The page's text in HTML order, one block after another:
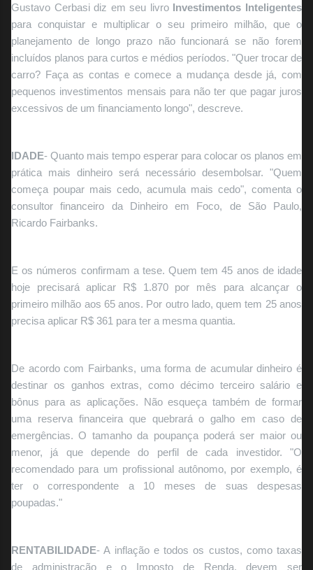
Gustavo Cerbasi diz em seu livro Investimentos Inteligentes
para conquistar e multiplicar o seu primeiro milhão, que o
planejamento de longo prazo não funcionará se não forem
incluídos planos para curtos e médios períodos. "Quer trocar de
carro? Faça as contas e comece a mudança desde já, com
pequenos investimentos mensais para não ter que pagar juros
excessivos de um financiamento longo", descreve.
IDADE- Quanto mais tempo esperar para colocar os planos em
prática mais dinheiro será necessário desembolsar. "Quem
começa poupar mais cedo, acumula mais cedo", comenta o
consultor financeiro da Dinheiro em Foco, de São Paulo,
Ricardo Fairbanks.
E os números confirmam a tese. Quem tem 45 anos de idade
hoje precisará aplicar R$ 1.870 por mês para alcançar o
primeiro milhão aos 65 anos. Por outro lado, quem tem 25 anos
precisa aplicar R$ 361 para ter a mesma quantia.
De acordo com Fairbanks, uma forma de acumular dinheiro é
destinar os ganhos extras, como décimo terceiro salário e
bônus para as aplicações. Não esqueça também de formar
uma reserva financeira que quebrará o galho em caso de
emergências. O tamanho da poupança poderá ser maior ou
menor, já que depende do perfil de cada investidor. "O
recomendado para um profissional autônomo, por exemplo, é
ter o correspondente a 10 meses de suas despesas
poupadas."
RENTABILIDADE- A inflação e todos os custos, como taxas
de administração e o Imposto de Renda, devem ser